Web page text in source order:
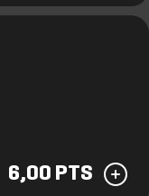
6,00 PTS